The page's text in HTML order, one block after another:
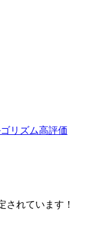
リズム⾼評価
されています！